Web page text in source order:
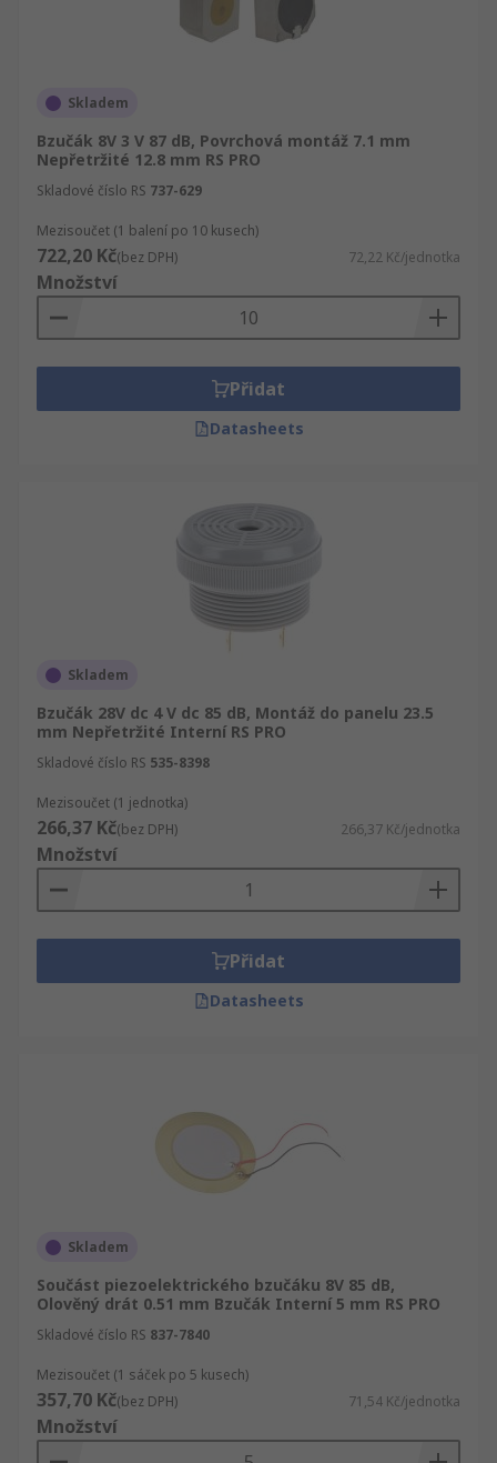
Skladem
Bzučák 8V 3 V 87 dB, Povrchová montáž 7.1 mm
Nepřetržité 12.8 mm RS PRO
Skladové číslo RS 737-629
Mezisoučet (1 balení po 10 kusech)
722,20 Kč(bez DPH) 72,22 Kč/jednotka
Množství
Přidat
Datasheets
Skladem
Bzučák 28V dc 4 V dc 85 dB, Montáž do panelu 23.5
mm Nepřetržité Interní RS PRO
Skladové číslo RS 535-8398
Mezisoučet (1 jednotka)
266,37 Kč(bez DPH) 266,37 Kč/jednotka
Množství
Přidat
Datasheets
Skladem
Součást piezoelektrického bzučáku 8V 85 dB,
Olověný drát 0.51 mm Bzučák Interní 5 mm RS PRO
Skladové číslo RS 837-7840
Mezisoučet (1 sáček po 5 kusech)
357,70 Kč(bez DPH) 71,54 Kč/jednotka
Množství